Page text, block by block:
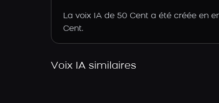
La voix IA de 50 Cent a été créée en
Cent.
Voix IA similaires